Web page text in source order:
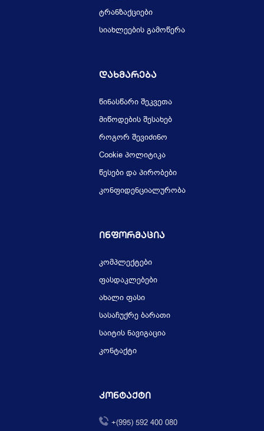
ტრანზაქციები
სიახლეების გამოწერა
Დახმარება
წინასწარი შეკვეთა
მიწოდების შესახებ
როგორ შევიძინო
Cookie პოლიტიკა
წესები და პირობები
კონფიდენციალურობა
Ინფორმაცია
კომპლექტები
ფასდაკლებები
ახალი ფასი
სასაჩუქრე ბარათი
საიტის ნავიგაცია
კონტაქტი
Კონტაქტი
+(995) 592 400 080